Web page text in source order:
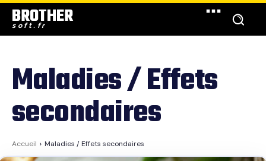
BROTHER
soft.fr
Maladies / Effets
secondaires
Accueil Maladies / Effets secondaires